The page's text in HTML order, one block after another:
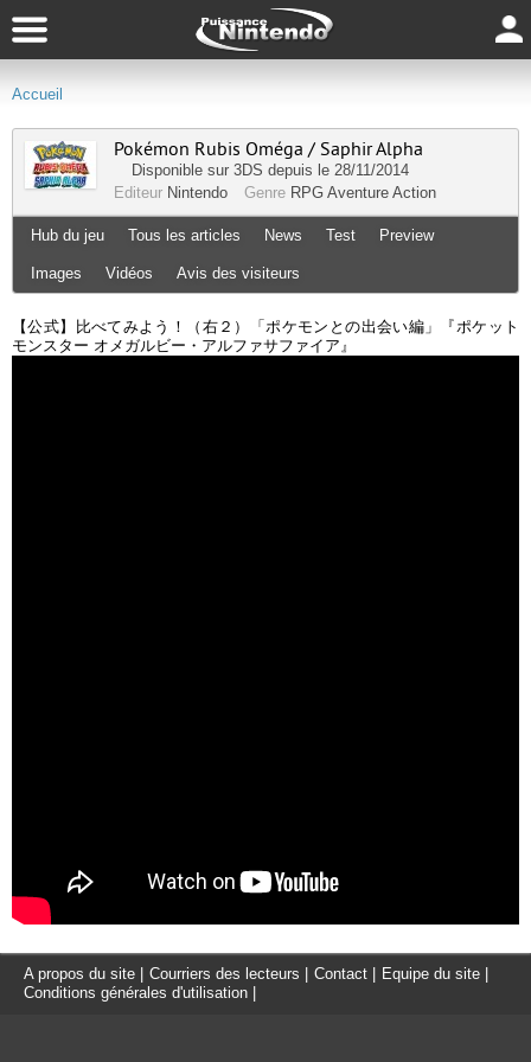
Accueil
Pokémon Rubis Oméga / Saphir Alpha
Disponible sur 3DS depuis le 28/11/2014
Editeur Nintendo Genre RPG Aventure Action
Hub du jeu Tous les articles News Test Preview
Images Vidéos Avis des visiteurs
【公式】比べてみよう！（右２）「ポケモンとの出会い編」『ポケット
モンスター オメガルビー・アルファサファイア』
A propos du site Courriers des lecteurs Contact Equipe du site
Conditions générales d'utilisation